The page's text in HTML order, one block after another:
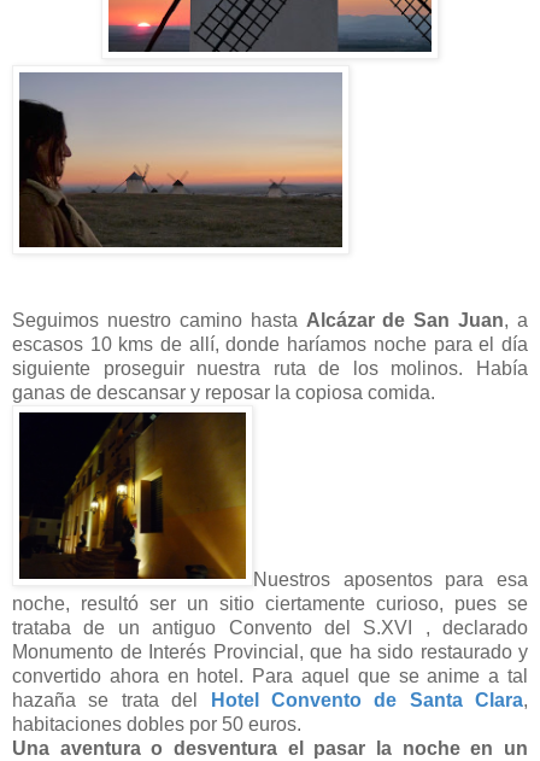
Seguimos nuestro camino hasta Alcázar de San Juan, a
escasos 10 kms de allí, donde haríamos noche para el día
siguiente proseguir nuestra ruta de los molinos. Había
ganas de descansar y reposar la copiosa comida.
Nuestros aposentos para esa
noche, resultó ser un sitio ciertamente curioso, pues se
trataba de un antiguo Convento del S.XVI , declarado
Monumento de Interés Provincial, que ha sido restaurado y
convertido ahora en hotel. Para aquel que se anime a tal
hazaña se trata del
Hotel Convento de Santa Clara,
habitaciones dobles por 50 euros.
Una aventura o desventura el pasar la noche en un